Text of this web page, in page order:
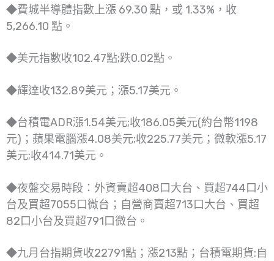
◆費城半導體指數上漲 69.30 點，或 1.33%，收
5,266.10 點。
◆美元指數收102.47點;跌0.02點。
◆輝達收132.89美元；漲5.17美元。
◆台積電ADR漲1.54美元;收186.05美元(約台幣1198
元)；蘋果電腦漲4.08美元;收225.77美元；微軟漲5.17
美元;收414.71美元。
◆夜盤交易時段：外資賣超408口大台、買超744口小
台及買超7055口微台；自營商賣超713口大台、買超
82口小台及買超791口微台。
◆九月台指期貨收22791點；漲213點；台積電期貨:自